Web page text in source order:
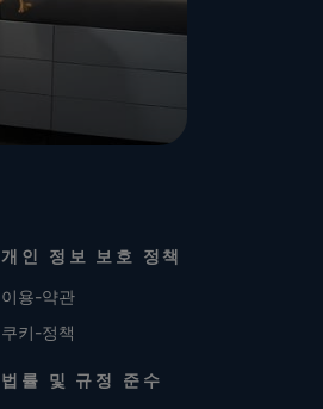
개인 정보 보호 정책
이용-약관
쿠키-정책
법률 및 규정 준수